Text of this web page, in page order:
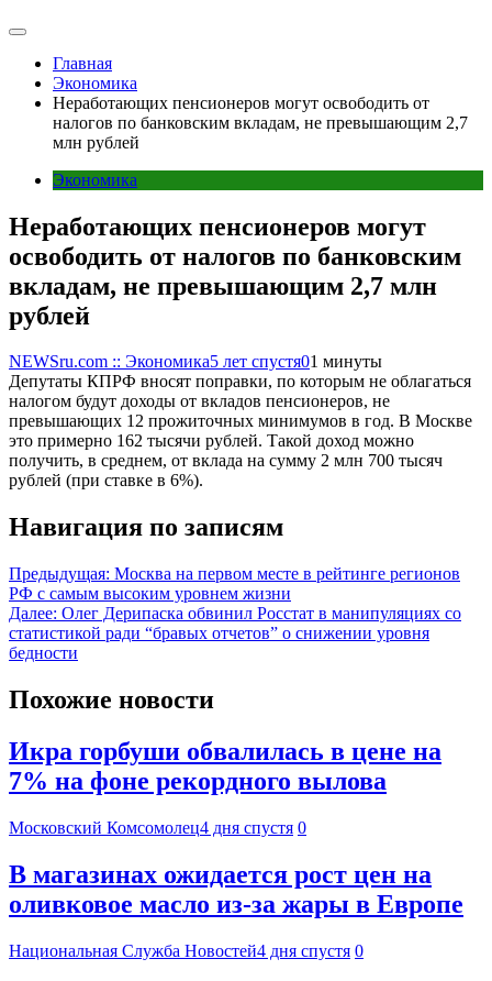
Главная
Экономика
Неработающих пенсионеров могут освободить от
налогов по банковским вкладам, не превышающим 2,7
млн рублей
Экономика
Неработающих пенсионеров могут
освободить от налогов по банковским
вкладам, не превышающим 2,7 млн
рублей
NEWSru.com :: Экономика5 лет спустя01 минуты
Депутаты КПРФ вносят поправки, по которым не облагаться
налогом будут доходы от вкладов пенсионеров, не
превышающих 12 прожиточных минимумов в год. В Москве
это примерно 162 тысячи рублей. Такой доход можно
получить, в среднем, от вклада на сумму 2 млн 700 тысяч
рублей (при ставке в 6%).
Навигация по записям
Предыдущая: Москва на первом месте в рейтинге регионов
РФ с самым высоким уровнем жизни
Далее: Олег Дерипаска обвинил Росстат в манипуляциях со
статистикой ради “бравых отчетов” о снижении уровня
бедности
Похожие новости
Икра горбуши обвалилась в цене на
7% на фоне рекордного вылова
Московский Комсомолец4 дня спустя 0
В магазинах ожидается рост цен на
оливковое масло из-за жары в Европе
Национальная Служба Новостей4 дня спустя 0